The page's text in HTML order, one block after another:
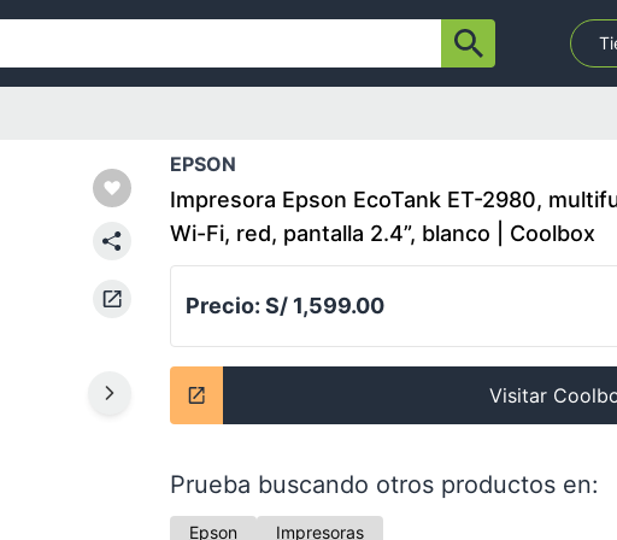
EPSON
Impresora Epson EcoTank ET-2980,
Wi-Fi, red, pantalla 2.4”, blanco | Coolbox
Precio: S/ 1,599.00
Visitar
Prueba buscando otros productos en:
Epson Impresoras